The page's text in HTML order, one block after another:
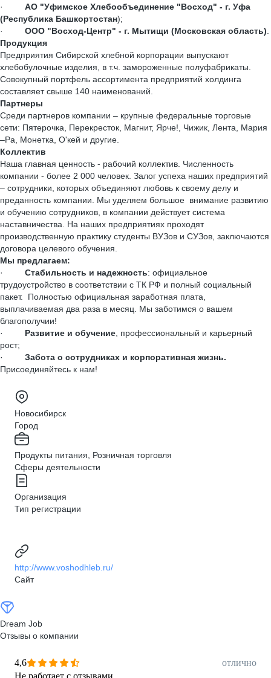
· АО "Уфимское Хлебообъединение "Восход" - г. Уфа
(Республика Башкортостан);
· ООО "Восход-Центр" - г. Мытищи (Московская область)
Продукция
Предприятия Сибирской хлебной корпорации выпускают
хлебобулочные изделия, в т.ч. замороженные полуфабрикаты.
Совокупный портфель ассортимента предприятий холдинга
составляет свыше 140 наименований.
Партнеры
Среди партнеров компании – крупные федеральные торговые
сети: Пятерочка, Перекресток, Магнит, Ярче!, Чижик, Лента, Мария
–Ра, Монетка, О'кей и другие.
Коллектив
Наша главная ценность - рабочий коллектив. Численность
компании - более 2 000 человек. Залог успеха наших предприятий
– сотрудники, которых объединяют любовь к своему делу и
преданность компании. Мы уделяем большое внимание развитию
и обучению сотрудников, в компании действует система
наставничества. На наших предприятиях проходят
производственную практику студенты ВУЗов и СУЗов, заключаются
договора целевого обучения.
Мы предлагаем:
· Стабильность и надежность: официальное
трудоустройство в соответствии с ТК РФ и полный социальный
пакет. Полностью официальная заработная плата,
выплачиваемая два раза в месяц. Мы заботимся о вашем
благополучии!
· Развитие и обучение , профессиональный и карьерный
рост;
· Забота о сотрудниках и корпоративная жизнь.
Присоединяйтесь к нам!
Новосибирск
Город
Продукты питания, Розничная торговля
Сферы деятельности
Организация
Тип регистрации
http://www.voshodhleb.ru/
Сайт
Dream Job
Отзывы о компании
4,6
отлично
Не работает с отзывами